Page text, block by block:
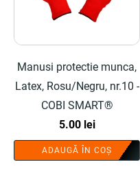
Manusi protectie munca,
Latex, Rosu/Negru, nr.10 -
COBI SMART®
5.00 lei
ADAUGĂ ÎN COȘ